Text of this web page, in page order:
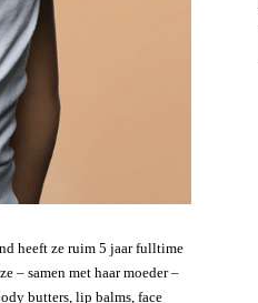
heeft ze ruim 5 jaar fulltime
– samen met haar moeder –
butters, lip balms, face